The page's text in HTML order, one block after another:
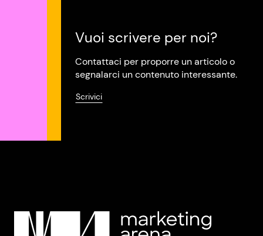
Vuoi scrivere per noi?
Contattaci per proporre un articolo o
segnalarci un contenuto interessante.
Scrivici